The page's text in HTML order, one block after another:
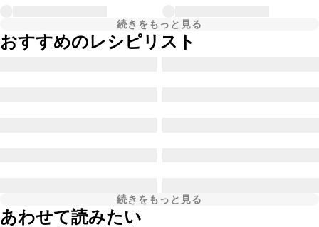
続きをもっと見る
おすすめのレシピリスト
続きをもっと見る
あわせて読みたい